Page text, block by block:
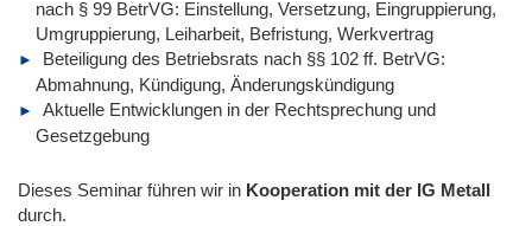
nach § 99 BetrVG: Einstellung, Versetzung, Eingruppierung,
Umgruppierung, Leiharbeit, Befristung, Werkvertrag
Beteiligung des Betriebsrats nach §§ 102 ff. BetrVG:
Abmahnung, Kündigung, Änderungskündigung
Aktuelle Entwicklungen in der Rechtsprechung und
Gesetzgebung
Dieses Seminar führen wir in Kooperation mit der IG Metall
durch.